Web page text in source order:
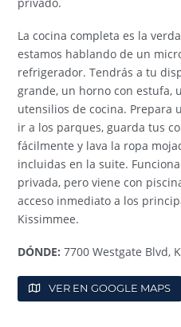
La cocina completa es la
estamos hablando de un
refrigerador. Tendrás a tu
grande, un horno con estufa,
utensilios de cocina. Prepara
ir a los parques, guarda tus
fácilmente y lava la ropa
incluidas en la suite.
privada, pero viene con
acceso inmediato a los
Kissimmee.
DÓNDE: 7700 Westgate Blvd,
VER EN GOOGLE MAPS